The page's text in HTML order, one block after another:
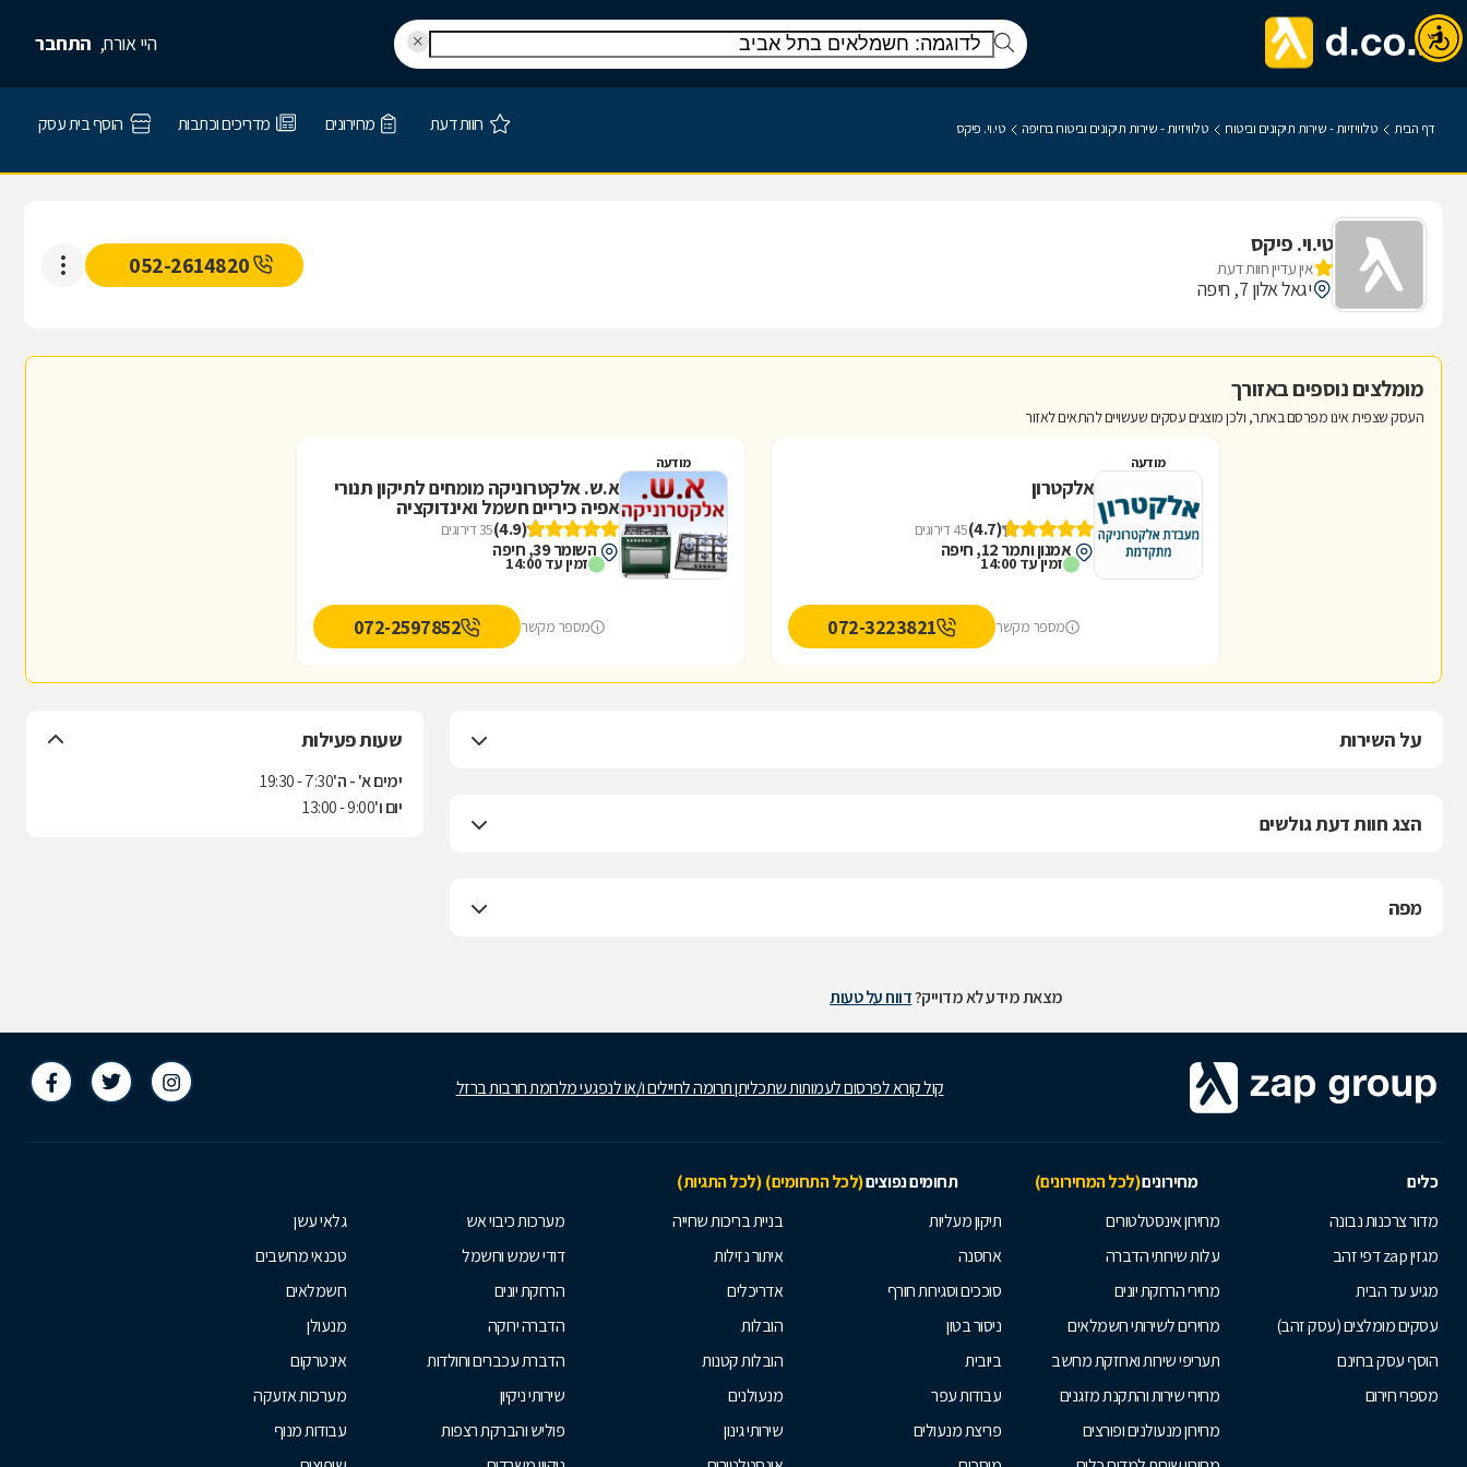
היי אורח, התחבר
דף הבית טלוויזיות - שירות תיקונים וביטוח טלוויזיות - שירות תיקונים וביטוח בחיפה טי.וי. פיקס חוות דעת מחירונים מדריכים וכתבות הוסף בית עסק
טי.וי. פיקס
אין עדיין חוות דעת
יגאל אלון 7, חיפה
052-2614820
מומלצים נוספים באזורך
העסק שצפית אינו מפרסם באתר, ולכן מוצגים עסקים שעשויים להתאים לאזור
מודעה
אלקטרון
(4.7) 45 דירוגים
אמנון ותמר 12, חיפה
זמין עד 14:00
מספר מקשר 072-3223821
מודעה
א.ש. אלקטרוניקה מומחים לתיקון תנורי
אפיה כיריים חשמל ואינדוקציה
(4.9) 35 דירוגים
השומר 39, חיפה
זמין עד 14:00
מספר מקשר 072-2597852
על השירות
הצג חוות דעת גולשים
מפה
שעות פעילות
ימים א' - ה'7:30 - 19:30
יום ו'9:00 - 13:00
מצאת מידע לא מדוייק?דווח על טעות
קול קורא לפרסום לעמותות שתכליתן תרומה לחיילים ו/או לנפגעי מלחמת חרבות ברזל
כלים מחירונים(לכל המחירונים) תחומים נפוצים(לכל התחומים) (לכל התגיות)
מדור צרכנות נבונה
מגזין zap דפי זהב
מגיע עד הבית
עסקים מומלצים (עסק זהב)
הוסף עסק בחינם
מספרי חירום
מחירון אינסטלטורים
עלות שירותי הדברה
מחירי הרחקת יונים
מחירים לשירותי חשמלאים
תעריפי שירות ואחזקת מחשב
מחירי שירות והתקנת מזגנים
מחירון מנעולנים ופורצים
תיקון מעליות
אחסנה
סוככים וסגירות חורף
ניסור בטון
ביובית
עבודות עפר
פריצת מנעולים
בניית בריכות שחייה
איתור נזילות
אדריכלים
הובלות
הובלות קטנות
מנעולנים
שירותי גינון
מערכות כיבוי אש
דודי שמש וחשמל
הרחקת יונים
הדברה ירוקה
הדברת עכברים וחולדות
שירותי ניקיון
פוליש והברקת רצפות
גלאי עשן
טכנאי מחשבים
חשמלאים
מנעולן
אינטרקום
מערכות אזעקה
עבודות מנוף